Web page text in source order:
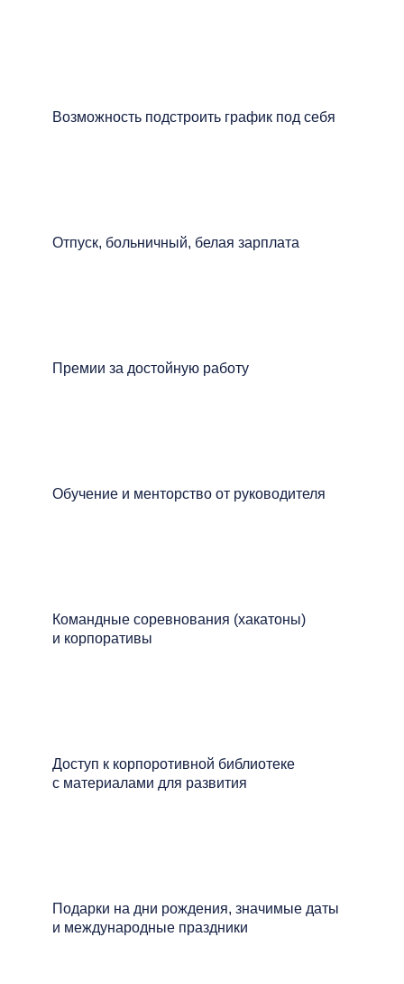
Возможность подстроить график под себя
Отпуск, больничный, белая зарплата
Премии за достойную работу
Обучение и менторство от руководителя
Командные соревнования (хакатоны)
и корпоративы
Доступ к корпоротивной библиотеке
с материалами для развития
Подарки на дни рождения, значимые даты
и международные праздники